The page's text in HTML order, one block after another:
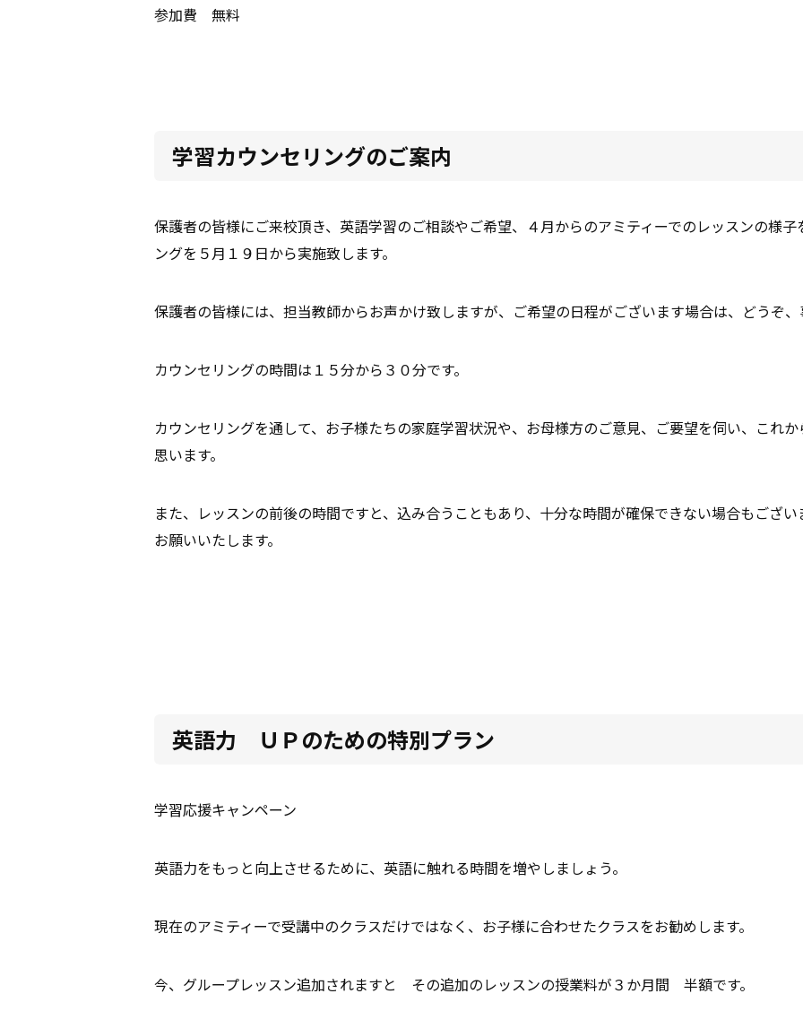
参加費 無料
学習カウンセリングのご案内
保護者の皆様にご来校頂き、英語学習のご相談やご希望、４月からのアミティーでのレッスンの様
ングを５月１９日から実施致します。
保護者の皆様には、担当教師からお声かけ致しますが、ご希望の日程がございます場合は、どうぞ
カウンセリングの時間は１５分から３０分です。
カウンセリングを通して、お子様たちの家庭学習状況や、お母様方のご意見、ご要望を伺い、これ
思います。
また、レッスンの前後の時間ですと、込み合うこともあり、十分な時間が確保できない場合もござ
お願いいたします。
英語力 ＵＰのための特別プラン
学習応援キャンペーン
英語力をもっと向上させるために、英語に触れる時間を増やしましょう。
現在のアミティーで受講中のクラスだけではなく、お子様に合わせたクラスをお勧めします。
今、グループレッスン追加されますと その追加のレッスンの授業料が３か月間 半額です。